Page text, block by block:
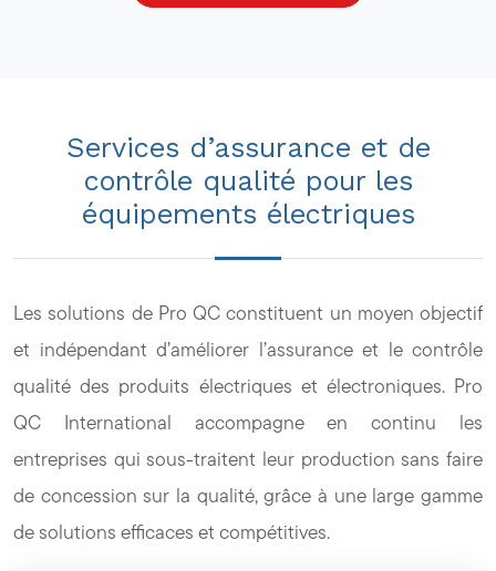
Services d’assurance et de
contrôle qualité pour les
équipements électriques
Les solutions de Pro QC constituent un moyen objectif
et indépendant d’améliorer l’assurance et le contrôle
qualité des produits électriques et électroniques. Pro
QC International accompagne en continu les
entreprises qui sous-traitent leur production sans faire
de concession sur la qualité, grâce à une large gamme
de solutions efficaces et compétitives.